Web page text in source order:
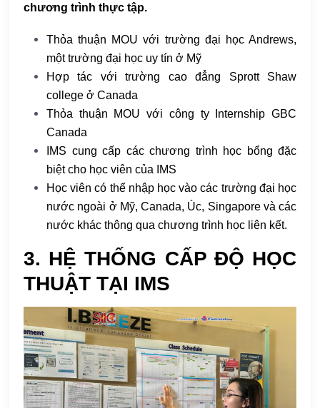
chương trình thực tập.
Thỏa thuận MOU với trường đại học Andrews,
một trường đại học uy tín ở Mỹ
Hợp tác với trường cao đẳng Sprott Shaw
college ở Canada
Thỏa thuận MOU với công ty Internship GBC
Canada
IMS cung cấp các chương trình học bổng đặc
biệt cho học viên của IMS
Học viên có thể nhập học vào các trường đại học
nước ngoài ở Mỹ, Canada, Úc, Singapore và các
nước khác thông qua chương trình học liên kết.
3. HỆ THỐNG CẤP ĐỘ HỌC
THUẬT TẠI IMS